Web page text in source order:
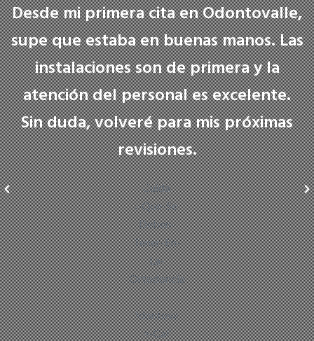
Desde mi primera cita en Odontovalle,
supe que estaba en buenas manos. Las
instalaciones son de primera y la
atención del personal es excelente.
Sin duda, volveré para mis próximas
revisiones.